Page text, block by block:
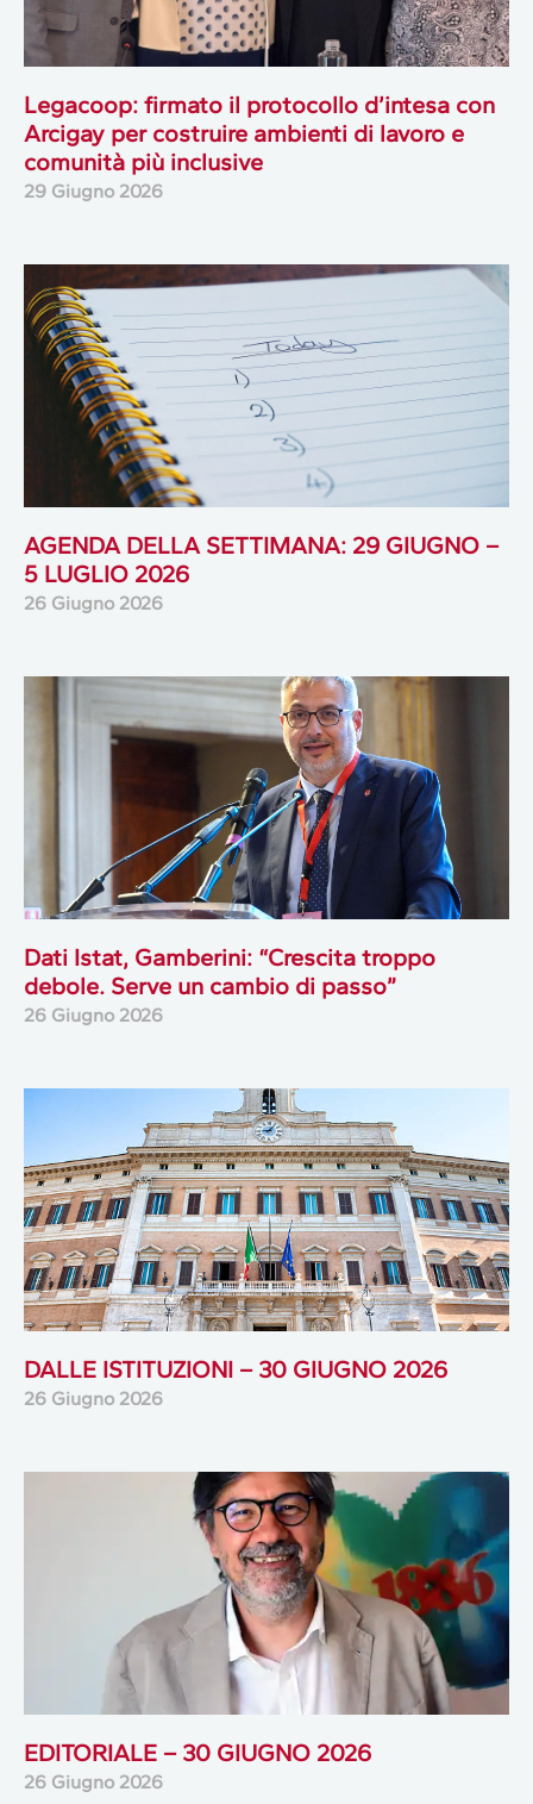
Legacoop: firmato il protocollo d’intesa con
Arcigay per costruire ambienti di lavoro e
comunità più inclusive
29 Giugno 2026
AGENDA DELLA SETTIMANA: 29 GIUGNO –
5 LUGLIO 2026
26 Giugno 2026
Dati Istat, Gamberini: “Crescita troppo
debole. Serve un cambio di passo”
26 Giugno 2026
DALLE ISTITUZIONI – 30 GIUGNO 2026
26 Giugno 2026
EDITORIALE – 30 GIUGNO 2026
26 Giugno 2026